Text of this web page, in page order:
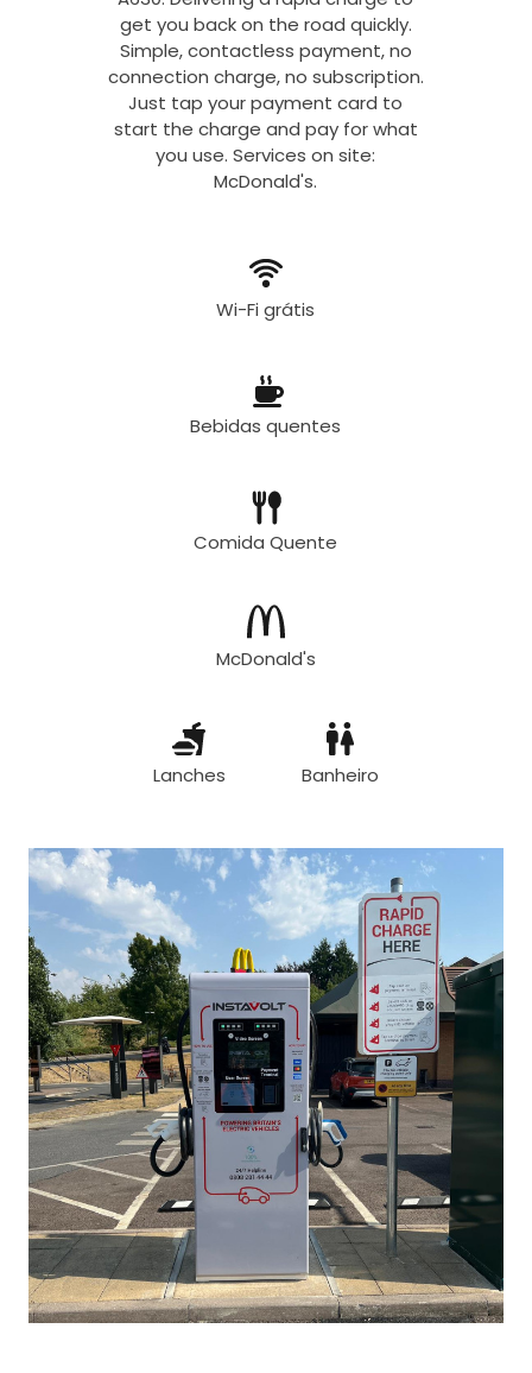
get you back on the road quickly.
Simple, contactless payment, no
connection charge, no subscription.
Just tap your payment card to
start the charge and pay for what
you use. Services on site:
McDonald's.
Wi-Fi grátis
Bebidas quentes
Comida Quente
McDonald's
Lanches Banheiro